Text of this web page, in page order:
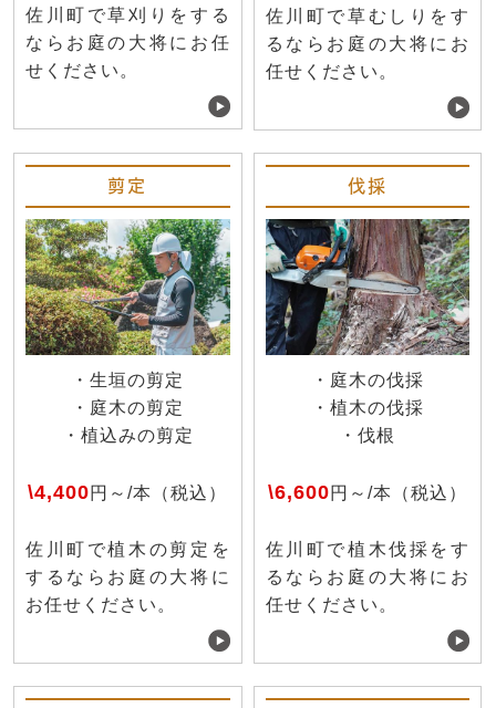
佐川町で草刈りをする
ならお庭の大将にお任
せください。
佐川町で草むしりをす
るならお庭の大将にお
任せください。
剪定
・生垣の剪定
・庭木の剪定
・植込みの剪定
\4,400円～/本（税込）
佐川町で植木の剪定を
するならお庭の大将に
お任せください。
伐採
・庭木の伐採
・植木の伐採
・伐根
\6,600円～/本（税込）
佐川町で植木伐採をす
るならお庭の大将にお
任せください。